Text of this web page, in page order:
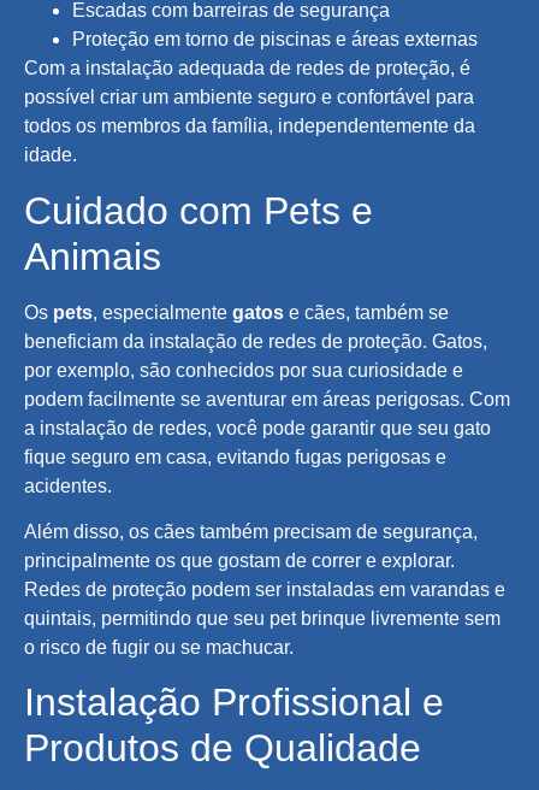
Escadas com barreiras de segurança
Proteção em torno de piscinas e áreas externas
Com a instalação adequada de redes de proteção, é
possível criar um ambiente seguro e confortável para
todos os membros da família, independentemente da
idade.
Cuidado com Pets e
Animais
Os pets, especialmente gatos e cães, também se
beneficiam da instalação de redes de proteção. Gatos,
por exemplo, são conhecidos por sua curiosidade e
podem facilmente se aventurar em áreas perigosas. Com
a instalação de redes, você pode garantir que seu gato
fique seguro em casa, evitando fugas perigosas e
acidentes.
Além disso, os cães também precisam de segurança,
principalmente os que gostam de correr e explorar.
Redes de proteção podem ser instaladas em varandas e
quintais, permitindo que seu pet brinque livremente sem
o risco de fugir ou se machucar.
Instalação Profissional e
Produtos de Qualidade